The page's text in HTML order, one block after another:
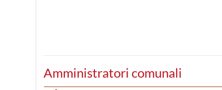
Amministratori comunali